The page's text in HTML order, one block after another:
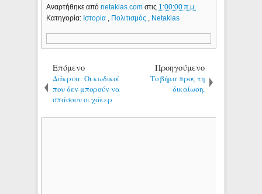
Αναρτήθηκε απόnetakias.comστις 1:00:00 π.μ.
Κατηγορία: Ιστορία Πολιτισμός Netakias
Επόμενο
Δάκρυα: Οι κωδικοί
που δεν μπορούν να
σπάσουν οι χάκερ
Προηγούμενο
Το βήμα προς τη
δικαίωση.